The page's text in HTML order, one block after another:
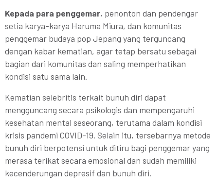
Kepada para penggemar, penonton dan pendengar
setia karya-karya Haruma Miura, dan komunitas
penggemar budaya pop Jepang yang terguncang
dengan kabar kematian, agar tetap bersatu sebagai
bagian dari komunitas dan saling memperhatikan
kondisi satu sama lain.
Kematian selebritis terkait bunuh diri dapat
mengguncang secara psikologis dan mempengaruhi
kesehatan mental seseorang, terutama dalam kondisi
krisis pandemi COVID-19. Selain itu, tersebarnya metode
bunuh diri berpotensi untuk ditiru bagi penggemar yang
merasa terikat secara emosional dan sudah memiliki
kecenderungan depresif dan bunuh diri.